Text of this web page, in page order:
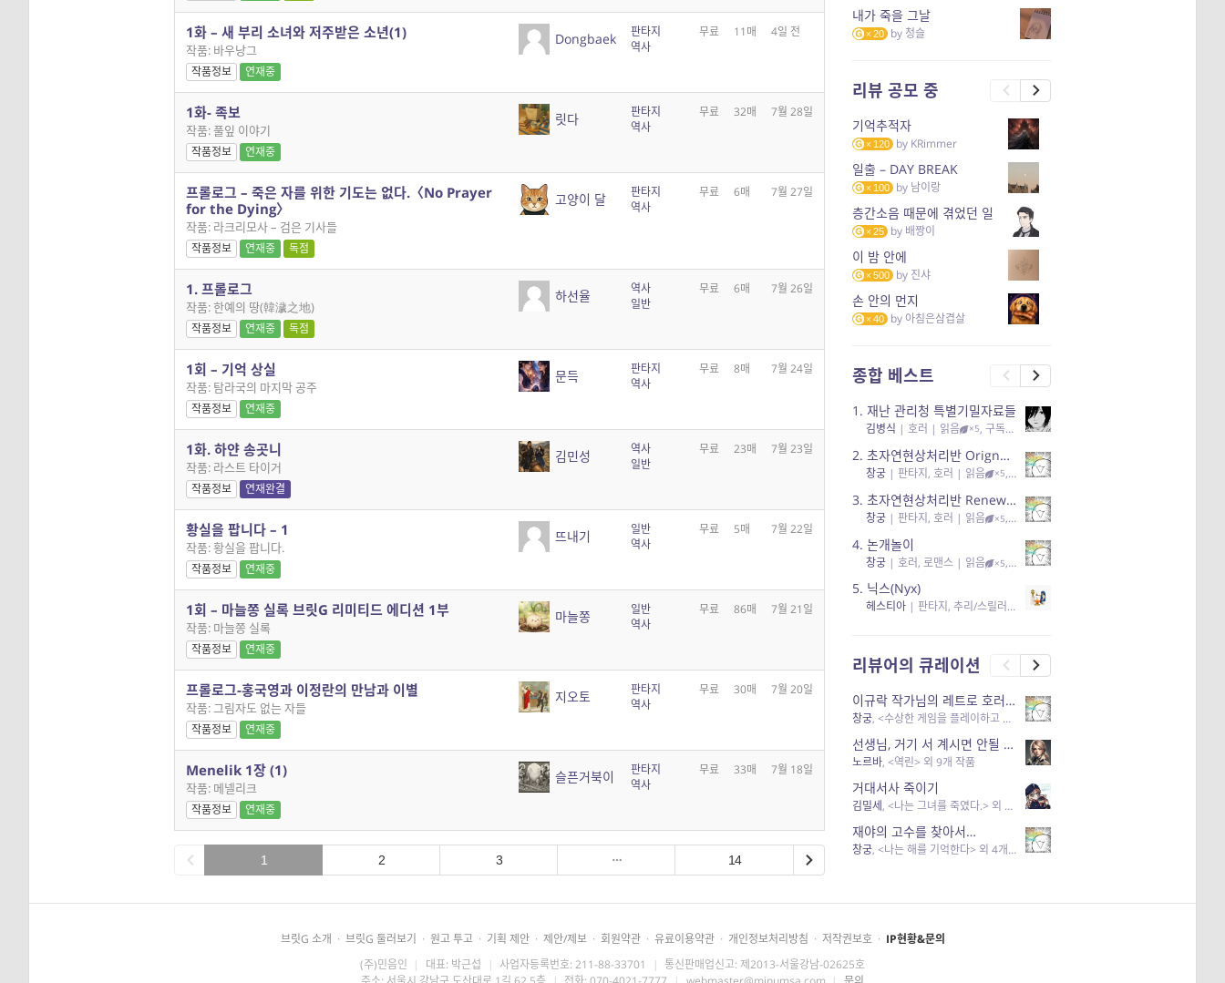
1화 – 새 부리 소녀와 저주받은 소년(1)
작품: 바우낭그
작품정보 연재중
Dongbaek
판타지
역사
무료 11매 4일 전
1화- 족보
작품: 풀잎 이야기
작품정보 연재중
릿다
판타지
역사
무료 32매 7월 28일
프롤로그 – 죽은 자를 위한 기도는 없다.〈No Prayer
for the Dying〉
작품: 라크리모사 – 검은 기사들
작품정보 연재중 독점
고양이 달
판타지
역사
무료 6매 7월 27일
1. 프롤로그
작품: 한예의 땅(韓濊之地)
작품정보 연재중 독점
하선율
역사
일반
무료 6매 7월 26일
1회 – 기억 상실
작품: 탐라국의 마지막 공주
작품정보 연재중
문득
판타지
역사
무료 8매 7월 24일
1화. 하얀 송곳니
작품: 라스트 타이거
작품정보 연재완결
김민성
역사
일반
무료 23매 7월 23일
황실을 팝니다 – 1
작품: 황실을 팝니다.
작품정보 연재중
뜨내기
일반
역사
무료 5매 7월 22일
1회 – 마늘쫑 실록 브릿G 리미티드 에디션 1부
작품: 마늘쫑 실록
작품정보 연재중
마늘쫑
일반
역사
무료 86매 7월 21일
프롤로그-홍국영과 이정란의 만남과 이별
작품: 그림자도 없는 자들
작품정보 연재중
지오토
판타지
역사
무료 30매 7월 20일
Menelik 1장 (1)
작품: 메넬리크
작품정보 연재중
슬픈거북이
판타지
역사
무료 33매 7월 18일
1 2 3 14
내가 죽을 그날
20 by 청슬
리뷰 공모 중
기억추적자
120 by KRimmer
일출 – DAY BREAK
100 by 남이랑
층간소음 때문에 겪었던 일
25 by 배짱이
이 밤 안에
500 by 진샤
손 안의 먼지
40 by 아침은삼겹살
종합 베스트
1. 재난 관리청 특별기밀자료들
김병식 | 호러 | 읽음 ×5, 구독 , 응원95, 리뷰3
2. 초자연현상처리반 Orignal + True Ending
창궁 | 판타지, 호러 | 읽음 ×5, 구독 , 응원6
3. 초자연현상처리반 Renewal
창궁 | 판타지, 호러 | 읽음 ×5, 구독 , 응원82, 리뷰4
4. 논개놀이
창궁 | 호러, 로맨스 | 읽음 ×5, 공감11, 응원25
5. 닉스(Nyx)
헤스티아 | 판타지, 추리/스릴러| 읽음
리뷰어의 큐레이션
이규락 작가님의 레트로 호러 리뷰
창궁, <수상한 게임을 플레이하고 있어> 외 3개 작품
선생님, 거기 서 계시면 안될 것 같은데요-역할 클리셰를 비튼 작품들
노르바, <역린> 외 9개 작품
거대서사 죽이기
김밀세, <나는 그녀를 죽였다.> 외 1개 작품
재야의 고수를 찾아서…
창궁, <나는 해를 기억한다> 외 4개 작품
브릿G 소개 · 브릿G 둘러보기 · 원고 투고 · 기획 제안 · 제안/제보 · 회원약관 · 유료이용약관 · 개인정보처리방침 · 저작권보호 · IP현황&문의
(주)민음인 | 대표: 박근섭 | 사업자등록번호: 211-88-33701 | 통신판매업신고: 제2013-서울강남-02625호